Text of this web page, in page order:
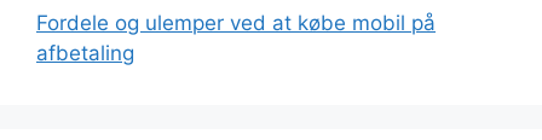
Fordele og ulemper ved at købe mobil på
afbetaling